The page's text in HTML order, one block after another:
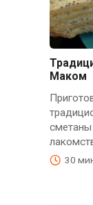
Маком
сметаны
30